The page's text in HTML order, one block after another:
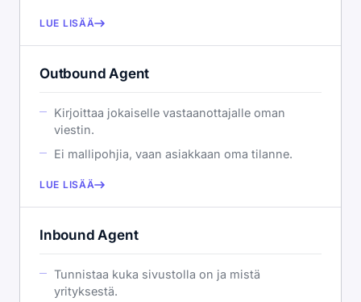
LUE LISÄÄ
Outbound Agent
Kirjoittaa jokaiselle vastaanottajalle oman
viestin.
Ei mallipohjia, vaan asiakkaan oma tilanne.
LUE LISÄÄ
Inbound Agent
Tunnistaa kuka sivustolla on ja mistä
yrityksestä.